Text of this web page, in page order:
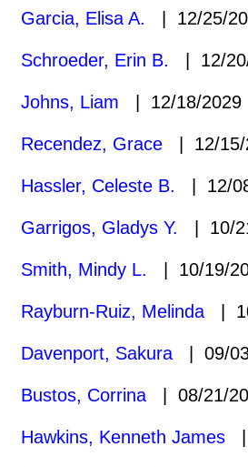
Garcia, Elisa A. | 12/25/
Schroeder, Erin B. | 12/
Johns, Liam | 12/18/
Recendez, Grace | 12/
Hassler, Celeste B. | 12/
Garrigos, Gladys Y. | 10/
Smith, Mindy L. | 10/19/
Rayburn-Ruiz, Melinda |
Davenport, Sakura | 09/
Bustos, Corrina | 08/21/
Hawkins, Kenneth James |